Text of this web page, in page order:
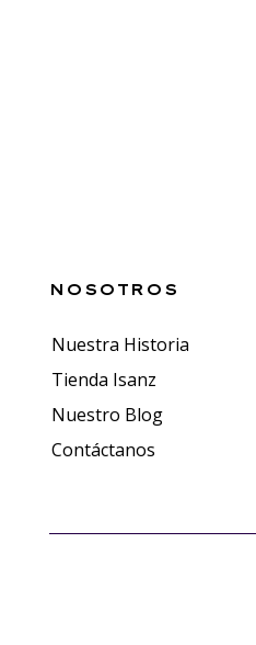
NOSOTROS
Nuestra Historia
Tienda Isanz
Nuestro Blog
Contáctanos